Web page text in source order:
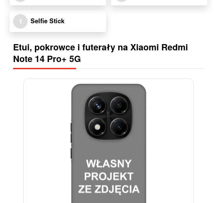
1 Selfie Stick
Etui, pokrowce i futerały na Xiaomi Redmi
Note 14 Pro+ 5G